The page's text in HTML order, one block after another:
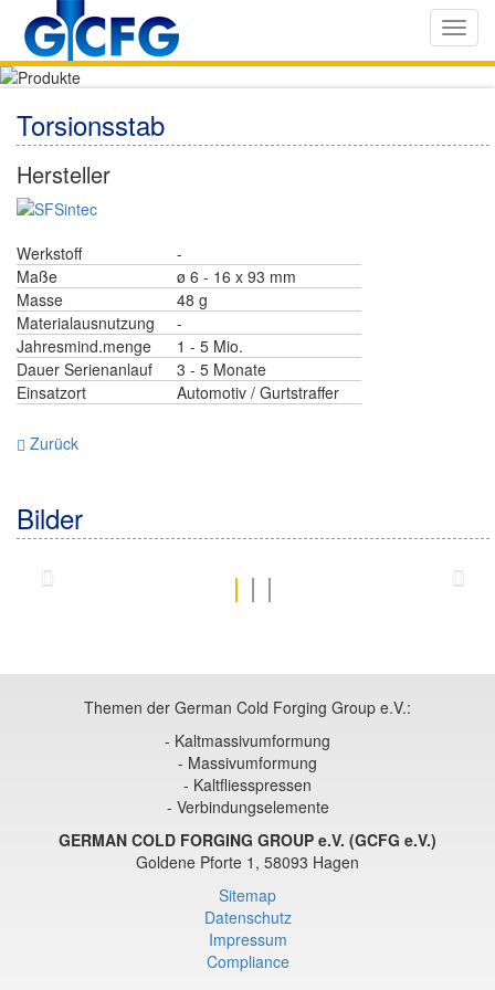
Torsionsstab
Hersteller
Werkstoff
-
Maße
ø 6 - 16 x 93 mm
Masse
48 g
Materialausnutzung
-
Jahresmind.menge
1 - 5 Mio.
Dauer Serienanlauf
3 - 5 Monate
Einsatzort
Automotiv / Gurtstraffer
Zurück
Bilder
Themen der German Cold Forging Group e.V.:
- Kaltmassivumformung
- Massivumformung
- Kaltfliesspressen
- Verbindungselemente
GERMAN COLD FORGING GROUP e.V. (GCFG e.V.)
Goldene Pforte 1, 58093 Hagen
Sitemap
Datenschutz
Impressum
Compliance